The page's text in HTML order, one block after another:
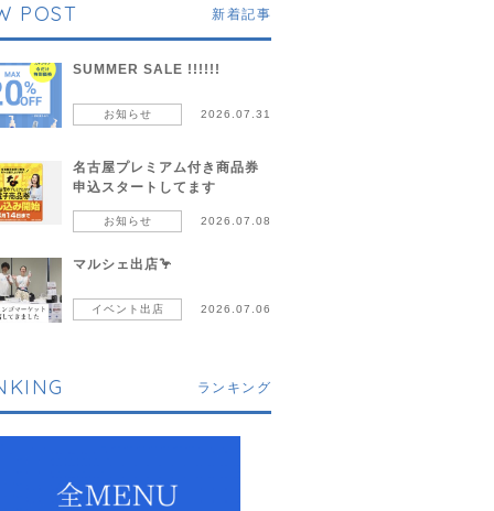
POST 新着記事
SUMMER SALE !!!!!!
お知らせ 2026.07.31
名古屋プレミアム付き商品券
申込スタートしてます
お知らせ 2026.07.08
マルシェ出店🦩
イベント出店 2026.07.06
ランキング